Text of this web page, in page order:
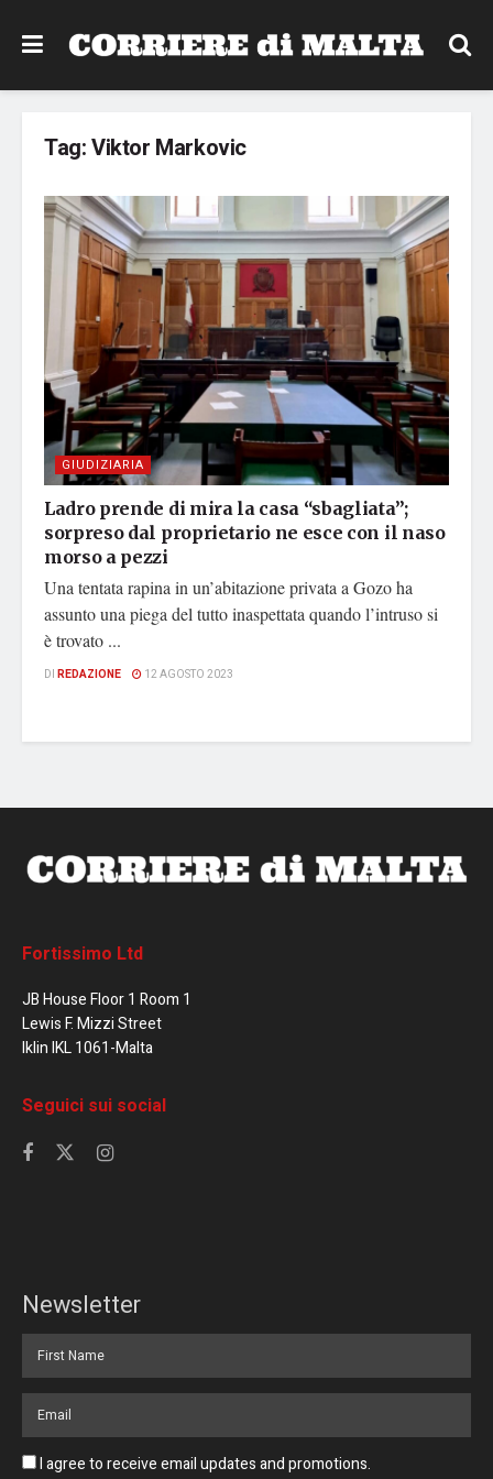
Tag:Viktor Markovic
GIUDIZIARIA
Ladro prende di mira la casa “sbagliata”;
sorpreso dal proprietario ne esce con il naso
morso a pezzi
Una tentata rapina in un’abitazione privata a Gozo ha
assunto una piega del tutto inaspettata quando l’intruso si
è trovato ...
DI REDAZIONE 12 AGOSTO 2023
Fortissimo Ltd
JB House Floor 1 Room 1
Lewis F. Mizzi Street
Iklin IKL 1061-Malta
Seguici sui social
Newsletter
I agree to receive email updates and promotions.